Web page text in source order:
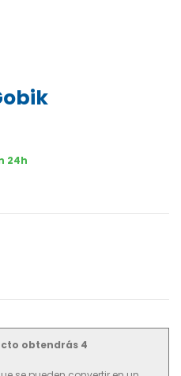
24h
obtendrás 4